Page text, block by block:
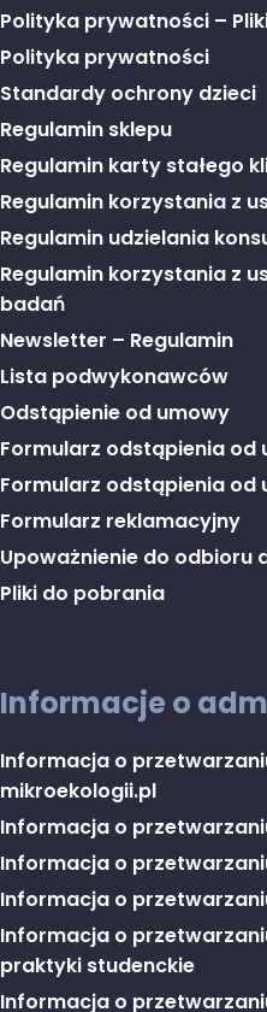
Polityka prywatności –
Polityka prywatności
Standardy ochrony dzieci
Regulamin sklepu
Regulamin karty stałego
Regulamin korzystania z
Regulamin udzielania
Regulamin korzystania z
badań
Newsletter – Regulamin
Lista podwykonawców
Odstąpienie od umowy
Formularz odstąpienia od
Formularz odstąpienia od
Formularz reklamacyjny
Upoważnienie do odbioru
Pliki do pobrania
Informacje o
Informacja o
mikroekologii.pl
Informacja o
Informacja o
Informacja o
Informacja o
praktyki studenckie
Informacja o